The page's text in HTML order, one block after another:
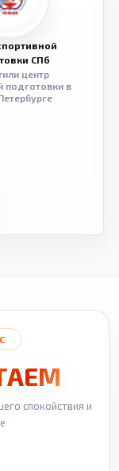
СПб
центр
подготовки в
спокойствия и